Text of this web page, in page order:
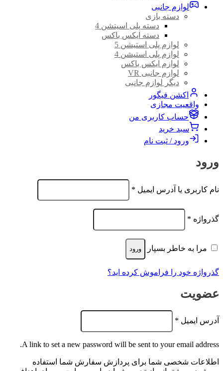
لوازم جانبی
دسته بازی
دسته پلی اسیتشن 4
دسته ایکس باکس
لوازم پلی استیشن 5
لوازم پلی استیشن 4
لوازم ایکس باکس
لوازم جانبی VR
دیگر لوازم جانبی
اکشن فیگور
واقعیت مجازی
حساب کاربری من
سبد خرید
ورود / ثبت نام
ورود
نام کاربری یا آدرس ایمیل *
الزامی
گذرواژه *
الزامی
مرا به خاطر بسپار ورود
گذرواژه خود را فراموش کرده اید؟
عضویت
آدرس ایمیل *
الزامی
A link to set a new password will be sent to your email address.
اطلاعات شخصی شما برای پردازش سفارش شما استفاده